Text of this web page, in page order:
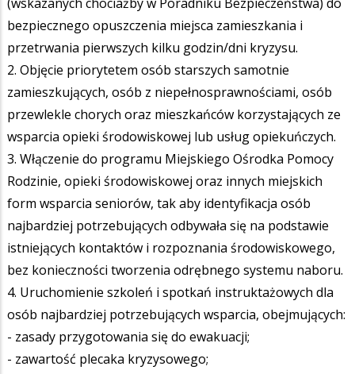
bezpiecznego opuszczenia miejsca zamieszkania i
przetrwania pierwszych kilku godzin/dni kryzysu.
2. Objęcie priorytetem osób starszych samotnie
zamieszkujących, osób z niepełnosprawnościami, osób
przewlekle chorych oraz mieszkańców korzystających ze
wsparcia opieki środowiskowej lub usług opiekuńczych.
3. Włączenie do programu Miejskiego Ośrodka Pomocy
Rodzinie, opieki środowiskowej oraz innych miejskich
form wsparcia seniorów, tak aby identyfikacja osób
najbardziej potrzebujących odbywała się na podstawie
istniejących kontaktów i rozpoznania środowiskowego,
bez konieczności tworzenia odrębnego systemu naboru.
4. Uruchomienie szkoleń i spotkań instruktażowych dla
osób najbardziej potrzebujących wsparcia, obejmujących:
- zasady przygotowania się do ewakuacji;
- zawartość plecaka kryzysowego;